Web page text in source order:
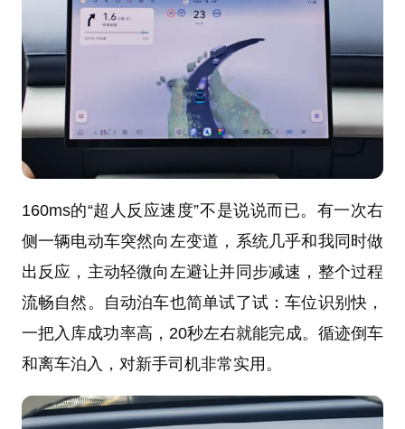
160ms的“超人反应速度”不是说说而已。有一次右
侧一辆电动车突然向左变道，系统几乎和我同时做
出反应，主动轻微向左避让并同步减速，整个过程
流畅自然。自动泊车也简单试了试：车位识别快，
一把入库成功率高，20秒左右就能完成。循迹倒车
和离车泊入，对新手司机非常实用。